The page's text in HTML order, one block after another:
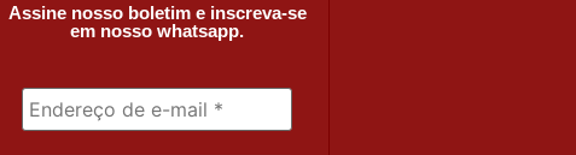
Assine nosso boletim e inscreva-se
em nosso whatsapp.